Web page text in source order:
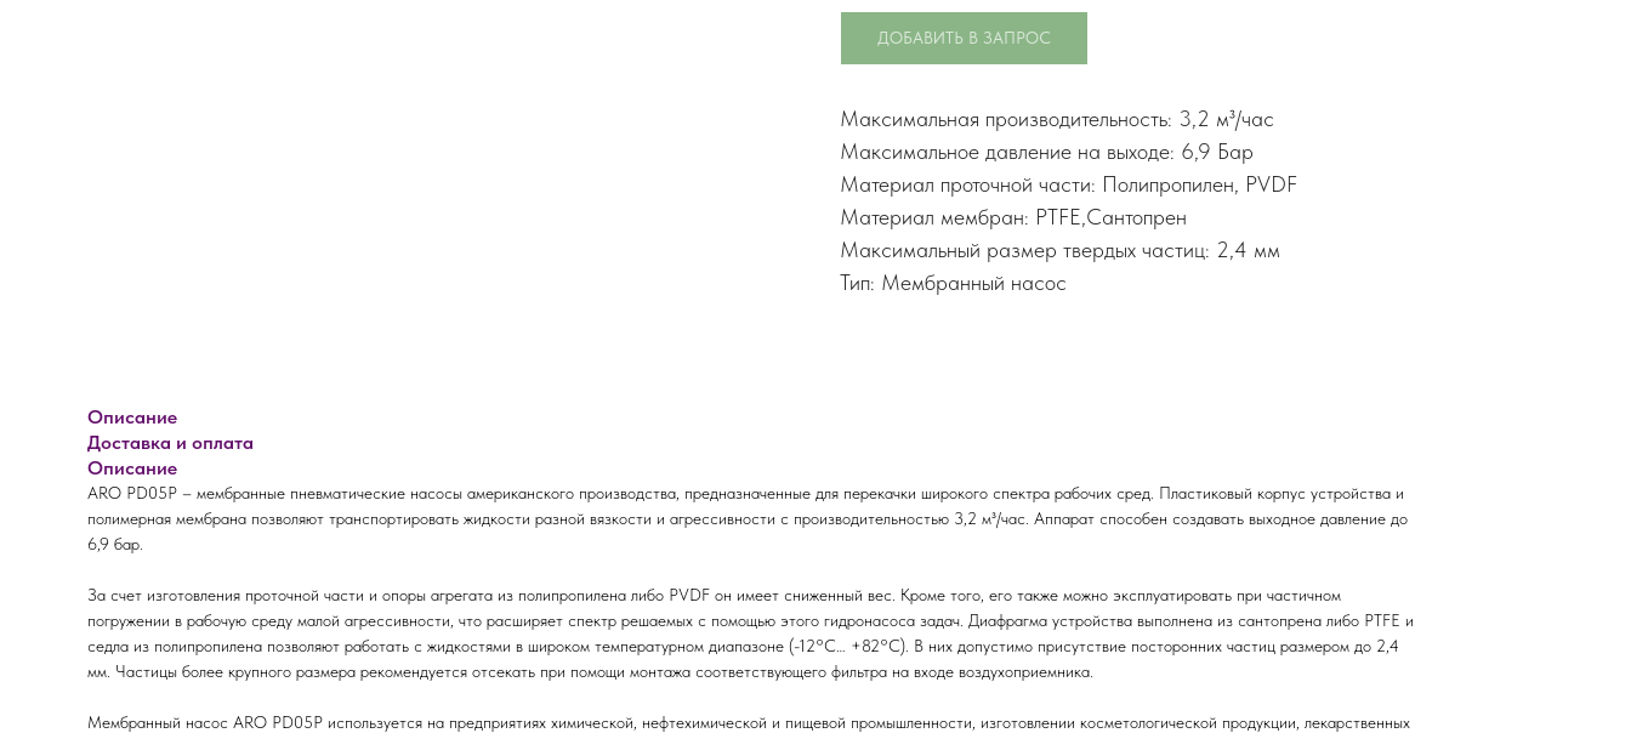
ДОБАВИТЬ В ЗАПРОС
Максимальная производительность: 3,2 м³/час
Максимальное давление на выходе: 6,9 Бар
Материал проточной части: Полипропилен, PVDF
Материал мембран: PTFE,Сантопрен
Максимальный размер твердых частиц: 2,4 мм
Тип: Мембранный насос
Описание
Доставка и оплата
Описание
ARO PD05P – мембранные пневматические насосы американского производства, предназначенные для перекачки широкого спектра рабочих сред. Пластиковый корпус устройства и
полимерная мембрана позволяют транспортировать жидкости разной вязкости и агрессивности с производительностью 3,2 м³/час. Аппарат способен создавать выходное давление до
6,9 бар.
За счет изготовления проточной части и опоры агрегата из полипропилена либо PVDF он имеет сниженный вес. Кроме того, его также можно эксплуатировать при частичном
погружении в рабочую среду малой агрессивности, что расширяет спектр решаемых с помощью этого гидронасоса задач. Диафрагма устройства выполнена из сантопрена либо PTFE и
седла из полипропилена позволяют работать с жидкостями в широком температурном диапазоне (-12°C… +82°C). В них допустимо присутствие посторонних частиц размером до 2,4
мм. Частицы более крупного размера рекомендуется отсекать при помощи монтажа соответствующего фильтра на входе воздухоприемника.
Мембранный насос ARO PD05P используется на предприятиях химической, нефтехимической и пищевой промышленности, изготовлении косметологической продукции, лекарственных